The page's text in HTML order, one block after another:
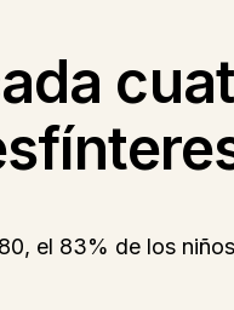
el 83% de los